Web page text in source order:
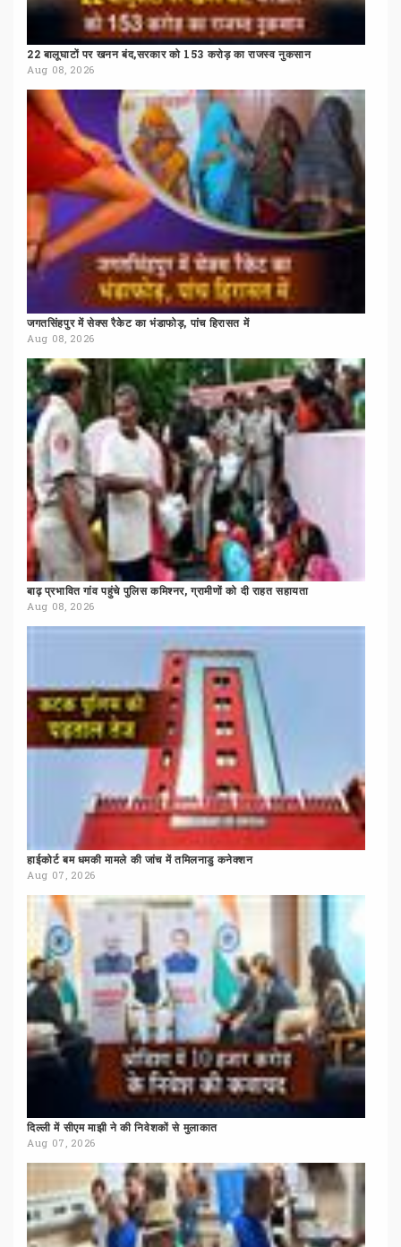
22 बालूघाटों पर खनन बंद,सरकार को 153 करोड़ का राजस्व नुकसान
Aug 08, 2026
जगतसिंहपुर में सेक्स रैकेट का भंडाफोड़, पांच हिरासत में
Aug 08, 2026
बाढ़ प्रभावित गांव पहुंचे पुलिस कमिश्नर, ग्रामीणों को दी राहत सहायता
Aug 08, 2026
हाईकोर्ट बम धमकी मामले की जांच में तमिलनाडु कनेक्शन
Aug 07, 2026
दिल्ली में सीएम माझी ने की निवेशकों से मुलाकात
Aug 07, 2026